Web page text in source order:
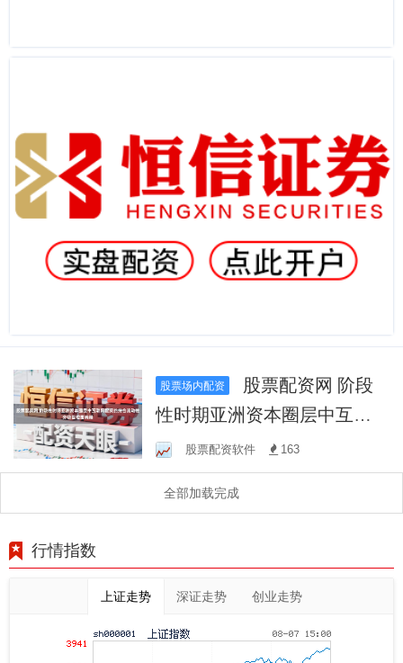
股票场内配资
性时期亚洲资本圈层中互联
网配资的持仓流动性分级管
理围绕最
股票配资软件 163
全部加载完成
行情指数
上证走势 深证走势 创业走势